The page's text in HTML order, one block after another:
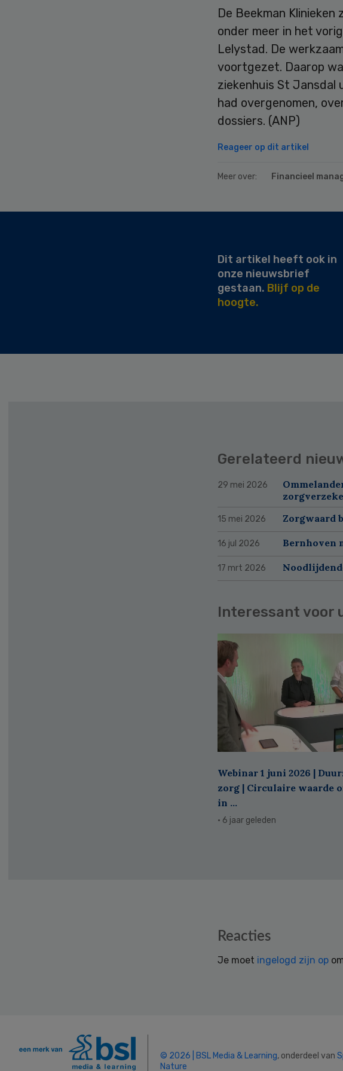
De Beekman
onder meer in het
Lelystad. De
voortgezet. Daarop
ziekenhuis St
had overgenomen,
dossiers. (ANP)
Reageer op dit artikel
Meer over: Financieel
Dit artikel heeft ook in
onze nieuwsbrief
gestaan. Blijf op de
hoogte.
Gerelateerd
29 mei 2026
15 mei 2026 Zorgwaard
16 jul 2026 Bernhoven
17 mrt 2026
Interessant voor
Webinar 1 juni 2026 |
zorg | Circulaire waarde
in ...
· 6 jaar geleden
Reacties
Je moet ingelogd zijn op
© 2026 | BSL Media & Learning, onderdeel van
Nature